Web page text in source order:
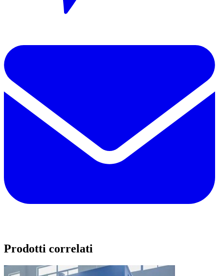
Prodotti correlati